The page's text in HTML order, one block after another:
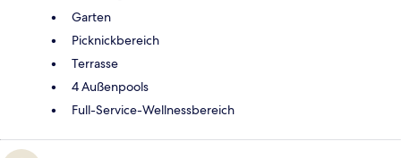
Garten
Picknickbereich
Terrasse
4 Außenpools
Full-Service-Wellnessbereich